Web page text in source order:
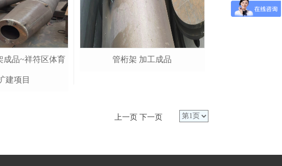
成品~祥符区体育
建项目
管桁架 加工成品
上一页 下一页